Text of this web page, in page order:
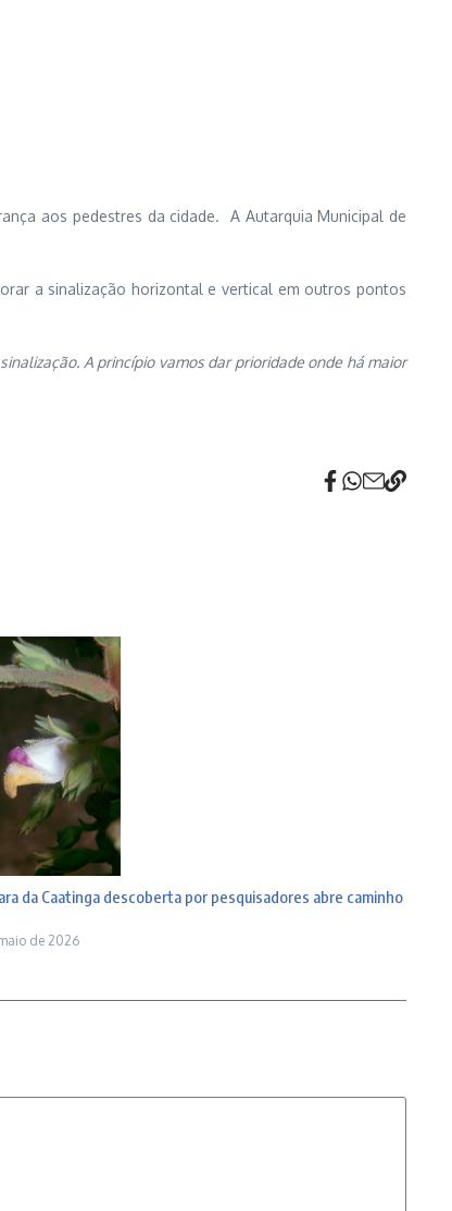
aos pedestres da cidade. A Autarquia Municipal de
a sinalização horizontal e vertical em outros pontos
A princípio vamos dar prioridade onde há maior
da Caatinga descoberta por pesquisadores abre caminho
de 2026